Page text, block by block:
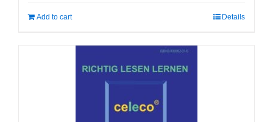
Add to cart Details